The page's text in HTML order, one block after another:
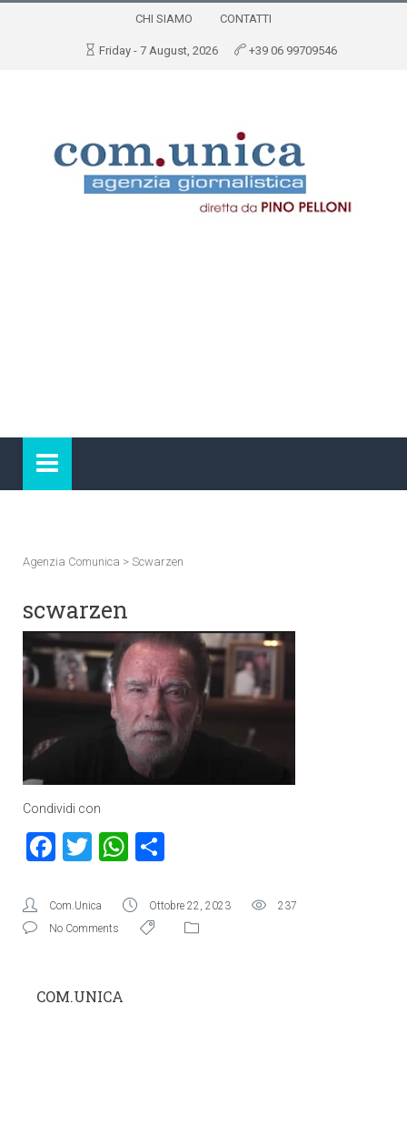
CHI SIAMO CONTATTI
Friday - 7 August, 2026 +39 06 99709546
Agenzia Comunica > Scwarzen
scwarzen
Condividi con
Facebook
TwitterWhatsApp
Com.Unica Ottobre 22, 2023
237
No Comments
COM.UNICA